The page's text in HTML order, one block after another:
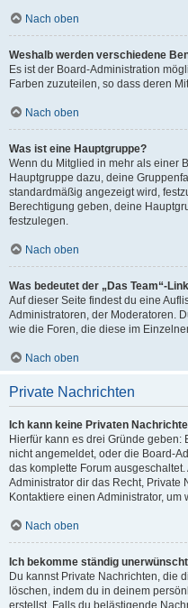
Nach oben
Weshalb werden verschiedene
Es ist der Board-Administration
Farben zuzuteilen, so dass deren
Nach oben
Was ist eine Hauptgruppe?
Wenn du Mitglied in mehr als einer
Hauptgruppe dazu, deine
standardmäßig angezeigt wird,
Berechtigung geben, deine
festzulegen.
Nach oben
Was bedeutet der „Das Team“-
Auf dieser Seite findest du eine
Administratoren, der Moderatoren.
wie die Foren, die diese im
Nach oben
Private Nachrichten
Ich kann keine Privaten
Hierfür kann es drei Gründe geben:
nicht angemeldet, oder die Board-
das komplette Forum
Administrator dir das Recht, Private
Kontaktiere einen Administrator,
Nach oben
Ich bekomme ständig
Du kannst Private Nachrichten, die
löschen, indem du in deinem
erstellst. Falls du belästigende